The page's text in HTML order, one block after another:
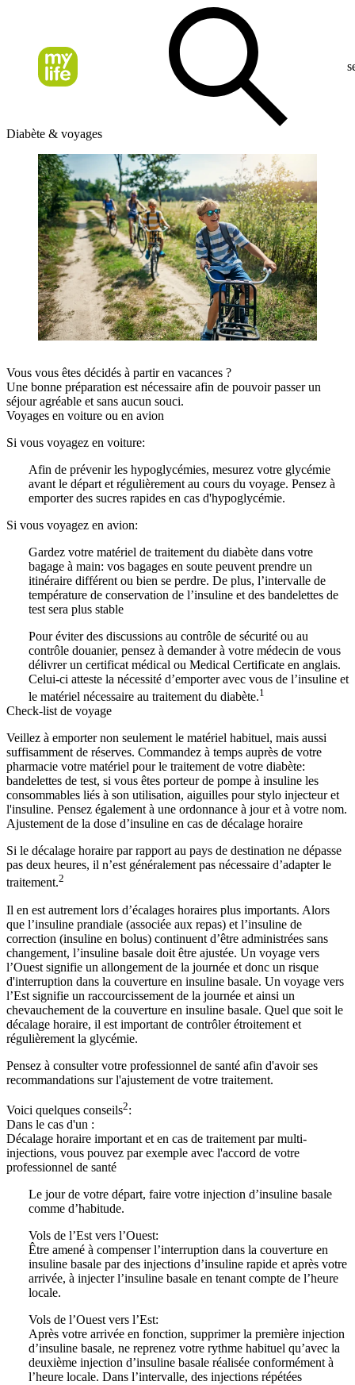
Diabète & voyages
Vous vous êtes décidés à partir en vacances ?
Une bonne préparation est nécessaire afin de pouvoir passer un
séjour agréable et sans aucun souci.
Voyages en voiture ou en avion
Si vous voyagez en voiture:
Afin de prévenir les hypoglycémies, mesurez votre glycémie
avant le départ et régulièrement au cours du voyage. Pensez à
emporter des sucres rapides en cas d'hypoglycémie.
Si vous voyagez en avion:
Gardez votre matériel de traitement du diabète dans votre
bagage à main: vos bagages en soute peuvent prendre un
itinéraire différent ou bien se perdre. De plus, l’intervalle de
température de conservation de l’insuline et des bandelettes de
test sera plus stable
Pour éviter des discussions au contrôle de sécurité ou au
contrôle douanier, pensez à demander à votre médecin de vous
délivrer un certificat médical ou Medical Certificate en anglais.
Celui-ci atteste la nécessité d’emporter avec vous de l’insuline et
le matériel nécessaire au traitement du diabète.1
Check-list de voyage
Veillez à emporter non seulement le matériel habituel, mais aussi
suffisamment de réserves. Commandez à temps auprès de votre
pharmacie votre matériel pour le traitement de votre diabète:
bandelettes de test, si vous êtes porteur de pompe à insuline les
consommables liés à son utilisation, aiguilles pour stylo injecteur et
l'insuline. Pensez également à une ordonnance à jour et à votre nom.
Ajustement de la dose d’insuline en cas de décalage horaire
Si le décalage horaire par rapport au pays de destination ne dépasse
pas deux heures, il n’est généralement pas nécessaire d’adapter le
traitement.2
Il en est autrement lors d’écalages horaires plus importants. Alors
que l’insuline prandiale (associée aux repas) et l’insuline de
correction (insuline en bolus) continuent d’être administrées sans
changement, l’insuline basale doit être ajustée. Un voyage vers
l’Ouest signifie un allongement de la journée et donc un risque
d'interruption dans la couverture en insuline basale. Un voyage vers
l’Est signifie un raccourcissement de la journée et ainsi un
chevauchement de la couverture en insuline basale. Quel que soit le
décalage horaire, il est important de contrôler étroitement et
régulièrement la glycémie.
Pensez à consulter votre professionnel de santé afin d'avoir ses
recommandations sur l'ajustement de votre traitement.
Voici quelques conseils2:
Dans le cas d'un :
Décalage horaire important et en cas de traitement par multi-
injections, vous pouvez par exemple avec l'accord de votre
professionnel de santé
Le jour de votre départ, faire votre injection d’insuline basale
comme d’habitude.
Vols de l’Est vers l’Ouest:
Être amené à compenser l’interruption dans la couverture en
insuline basale par des injections d’insuline rapide et après votre
arrivée, à injecter l’insuline basale en tenant compte de l’heure
locale.
Vols de l’Ouest vers l’Est:
Après votre arrivée en fonction, supprimer la première injection
d’insuline basale, ne reprenez votre rythme habituel qu’avec la
deuxième injection d’insuline basale réalisée conformément à
l’heure locale. Dans l’intervalle, des injections répétées